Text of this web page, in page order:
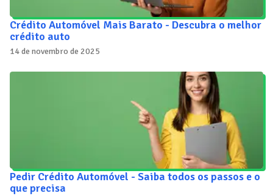
Crédito Automóvel Mais Barato - Descubra o melhor
crédito auto
14 de novembro de 2025
Pedir Crédito Automóvel - Saiba todos os passos e o
que precisa